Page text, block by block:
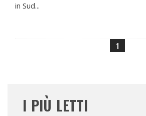
in Sud...
1
I PIÙ LETTI